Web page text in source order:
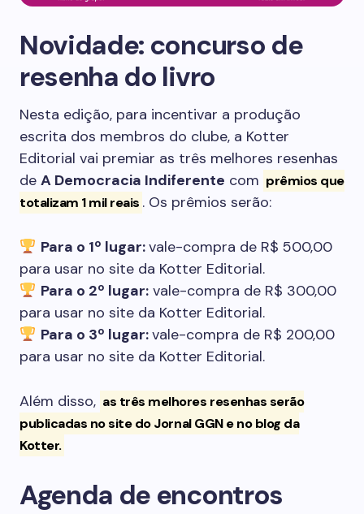
Novidade: concurso de
resenha do livro
Nesta edição, para incentivar a produção
escrita dos membros do clube, a Kotter
Editorial vai premiar as três melhores resenhas
de A Democracia Indiferente com prêmios que
totalizam 1 mil reais . Os prêmios serão:
Para o 1º lugar:vale-compra de R$ 500,00
para usar no site da Kotter Editorial.
Para o 2º lugar:vale-compra de R$ 300,00
para usar no site da Kotter Editorial.
Para o 3º lugar:vale-compra de R$ 200,00
para usar no site da Kotter Editorial.
Além disso, as três melhores resenhas serão
publicadas no site do Jornal GGN e no blog da
Kotter.
Agenda de encontros